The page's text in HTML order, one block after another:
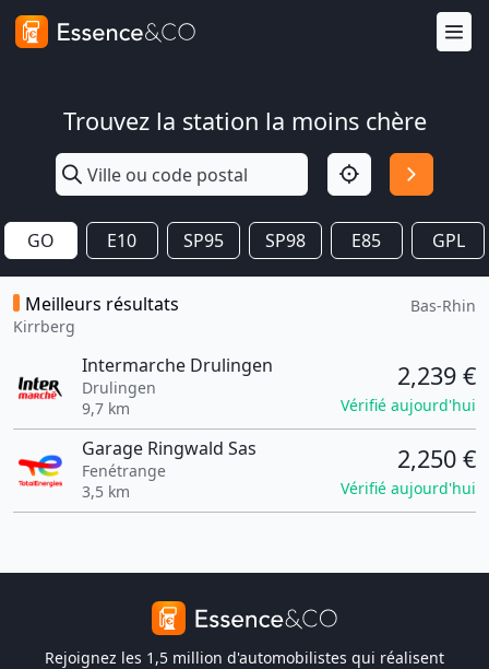
Trouvez la station la moins chère
GO E10 SP95 SP98 E85 GPL
Meilleurs résultats
Kirrberg
Bas-Rhin
Intermarche Drulingen
Drulingen
9,7 km
2,239 €
Vérifié aujourd'hui
Garage Ringwald Sas
Fenétrange
3,5 km
2,250 €
Vérifié aujourd'hui
Rejoignez les 1,5 million d'automobilistes qui réalisent